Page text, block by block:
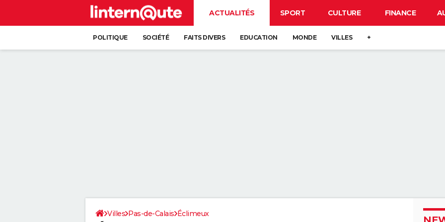
ACTUALITÉS SPORT CULTURE FINANCE
POLITIQUE SOCIÉTÉ FAITS DIVERS EDUCATION MONDE VILLES +
Villes Pas-de-Calais Éclimeux